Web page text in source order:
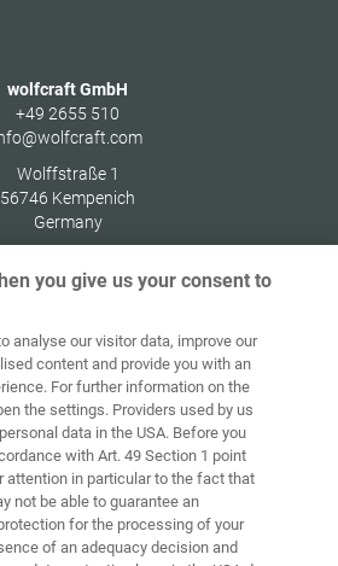
wolfcraft GmbH
+49 2655 510
Wolffstraße 1
56746 Kempenich
Germany
Impressum Dataskydd
Riktlinjer för
cookies Inloggning
Accessibility
Statement
Inställningar för cookies
you give us your consent to
analyse our visitor data, improve our
content and provide you with an
For further information on the
the settings. Providers used by us
data in the USA. Before you
with Art. 49 Section 1 point
attention in particular to the fact that
not be able to guarantee an
for the processing of your
of an adequacy decision and